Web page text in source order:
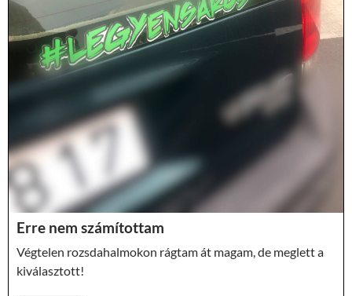
Erre nem számítottam
Végtelen rozsdahalmokon rágtam át magam, de meglett a
kiválasztott!